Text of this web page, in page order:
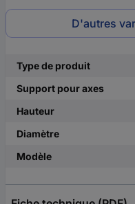
D'autres
Type de produit
Support pour axes
Hauteur
Diamètre
Modèle